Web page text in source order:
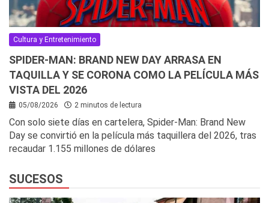
Cultura y Entretenimiento
SPIDER-MAN: BRAND NEW DAY ARRASA EN
TAQUILLA Y SE CORONA COMO LA PELÍCULA MÁS
VISTA DEL 2026
05/08/2026 2 minutos de lectura
Con solo siete días en cartelera, Spider-Man: Brand New
Day se convirtió en la película más taquillera del 2026, tras
recaudar 1.155 millones de dólares
SUCESOS